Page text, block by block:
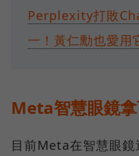
Perplexity打敗
一！黃仁勳也愛用
Meta智慧眼鏡
目前Meta在智慧眼鏡